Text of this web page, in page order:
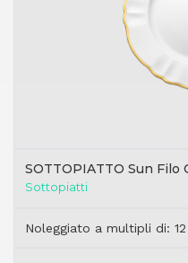
SOTTOPIATTO Sun Filo
Sottopiatti
Noleggiato a multipli di: